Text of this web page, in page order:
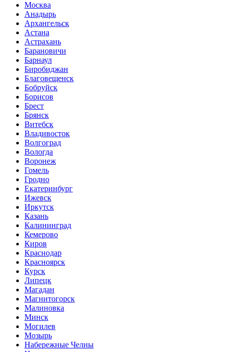
Москва
Анадырь
Архангельск
Астана
Астрахань
Барановичи
Барнаул
Биробиджан
Благовещенск
Бобруйск
Борисов
Брест
Брянск
Витебск
Владивосток
Волгоград
Вологда
Воронеж
Гомель
Гродно
Екатеринбург
Ижевск
Иркутск
Казань
Калининград
Кемерово
Киров
Краснодар
Красноярск
Курск
Липецк
Магадан
Магнитогорск
Малиновка
Минск
Могилев
Мозырь
Набережные Челны